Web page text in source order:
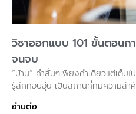
วิชาออกแบบ 101 ขั้นตอน
จนจบ
“บ้าน” คำสั้นๆเพียงคำเดียวแต่เต็ม
รู้สึกที่อบอุ่น เป็นสถานที่ที่มีความสำ
อ่านต่อ